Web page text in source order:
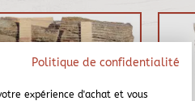
Politique de confidentialité
expérience d'achat et vous